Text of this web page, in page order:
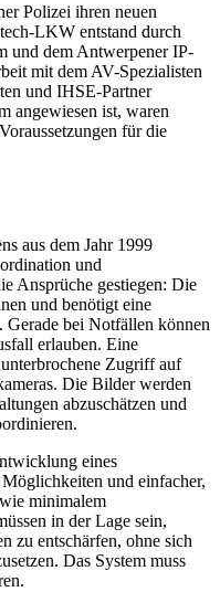
Polizei ihren neuen
LKW entstand durch
und dem Antwerpener IP-
mit dem AV-Spezialisten
und IHSE-Partner
angewiesen ist, waren
für die
aus dem Jahr 1999
und
Ansprüche gestiegen: Die
und benötigt eine
Gerade bei Notfällen können
erlauben. Eine
Zugriff auf
Die Bilder werden
abzuschätzen und
eines
und einfacher,
minimalem
in der Lage sein,
zu entschärfen, ohne sich
Das System muss